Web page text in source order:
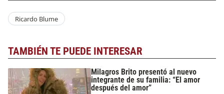
Ricardo Blume
TAMBIÉN TE PUEDE INTERESAR
Milagros Brito presentó al nuevo
integrante de su familia: “El amor
después del amor”